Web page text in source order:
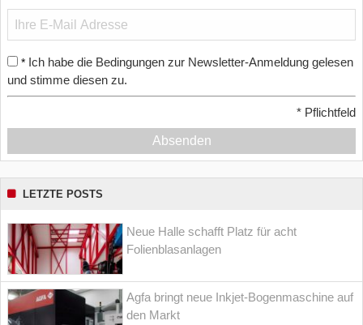
* Ich habe die Bedingungen zur Newsletter-Anmeldung gelesen
und stimme diesen zu.
* Pflichtfeld
Absenden
LETZTE POSTS
Neue Halle schafft Platz für acht
Folienblasanlagen
Agfa bringt neue Inkjet-Bogenmaschine auf
den Markt